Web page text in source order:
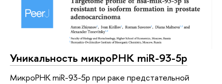
Уникальность микроРНК miR-93-5p
МикроРНК miR-93-5p при раке предстательной